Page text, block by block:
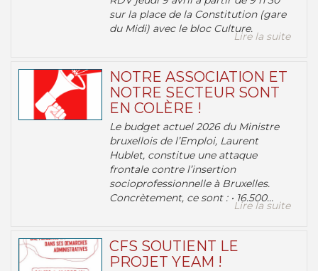
sur la place de la Constitution (gare
du Midi) avec le bloc Culture.
Lire la suite
NOTRE ASSOCIATION ET
NOTRE SECTEUR SONT
EN COLÈRE !
Le budget actuel 2026 du Ministre
bruxellois de l’Emploi, Laurent
Hublet, constitue une attaque
frontale contre l’insertion
socioprofessionnelle à Bruxelles.
Concrètement, ce sont : • 16.500...
Lire la suite
CFS SOUTIENT LE
PROJET YEAM !